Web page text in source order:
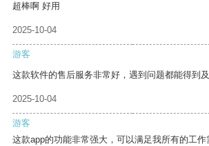
超棒啊 好用
2025-10-04
游客
这款软件的售后服务非常好，遇到问题都能得到及
2025-10-04
游客
这款app的功能非常强大，可以满足我所有的工